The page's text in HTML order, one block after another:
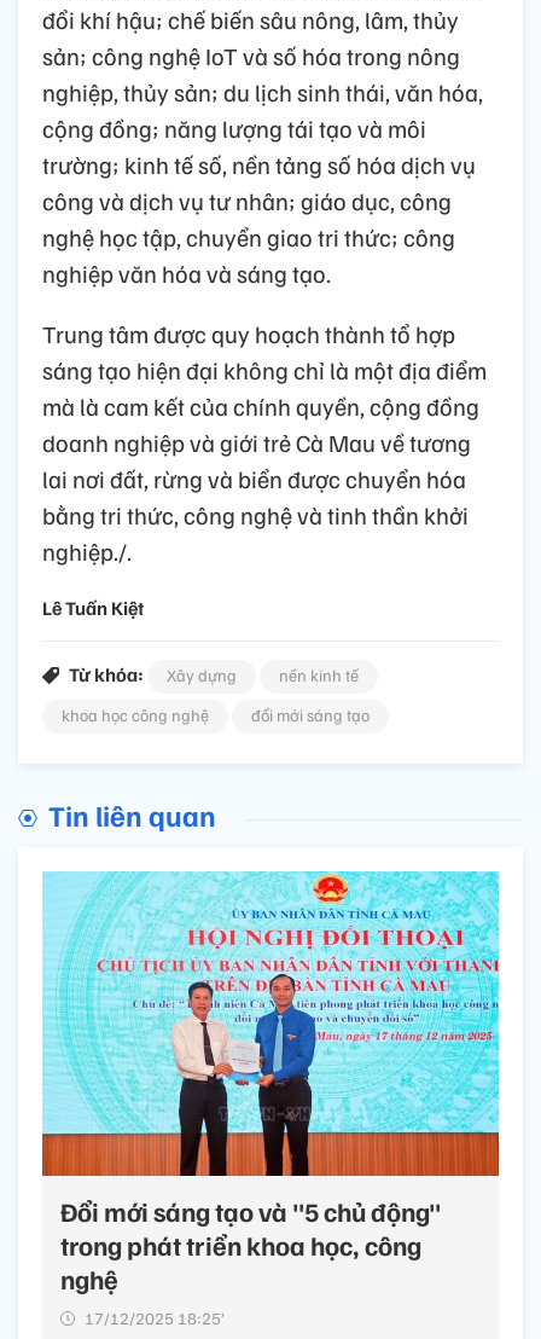
đổi khí hậu; chế biến sâu nông, lâm, thủy
sản; công nghệ IoT và số hóa trong nông
nghiệp, thủy sản; du lịch sinh thái, văn hóa,
cộng đồng; năng lượng tái tạo và môi
trường; kinh tế số, nền tảng số hóa dịch vụ
công và dịch vụ tư nhân; giáo dục, công
nghệ học tập, chuyển giao tri thức; công
nghiệp văn hóa và sáng tạo.
Trung tâm được quy hoạch thành tổ hợp
sáng tạo hiện đại không chỉ là một địa điểm
mà là cam kết của chính quyền, cộng đồng
doanh nghiệp và giới trẻ Cà Mau về tương
lai nơi đất, rừng và biển được chuyển hóa
bằng tri thức, công nghệ và tinh thần khởi
nghiệp./.
Lê Tuấn Kiệt
Từ khóa: Xây dựng
nền kinh tế
khoa học công nghệ
đổi mới sáng tạo
Tin liên quan
Đổi mới sáng tạo và "5 chủ động"
trong phát triển khoa học, công
nghệ
17/12/2025 18:25’